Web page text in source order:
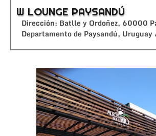
W LOUNGE PAYSANDÚ
Dirección: Batlle y Ordoñez, 60000
Departamento de Paysandú, Uruguay